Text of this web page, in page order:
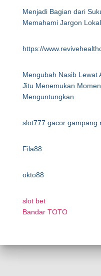
Menjadi Bagian dari
Memahami Jargon Lokal
https://
Mengubah Nasib Lewat
Jitu Menemukan
Menguntungkan
slot777 gacor gampang
Fila88
okto88
slot bet
Bandar TOTO